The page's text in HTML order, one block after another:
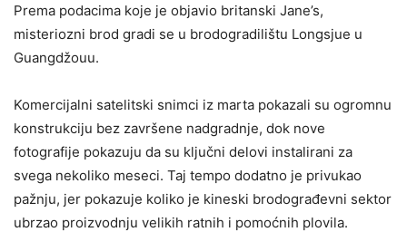
Prema podacima koje je objavio britanski Jane’s,
misteriozni brod gradi se u brodogradilištu Longsjue u
Guangdžouu.
Komercijalni satelitski snimci iz marta pokazali su ogromnu
konstrukciju bez završene nadgradnje, dok nove
fotografije pokazuju da su ključni delovi instalirani za
svega nekoliko meseci. Taj tempo dodatno je privukao
pažnju, jer pokazuje koliko je kineski brodograđevni sektor
ubrzao proizvodnju velikih ratnih i pomoćnih plovila.